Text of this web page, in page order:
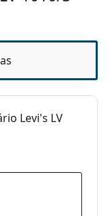
Levi's LV